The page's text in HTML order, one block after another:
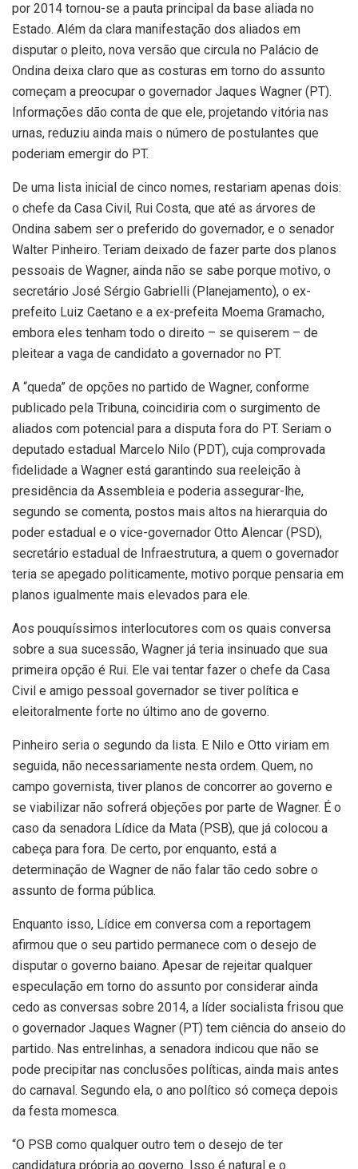
por 2014 tornou-se a pauta principal da base aliada no
Estado. Além da clara manifestação dos aliados em
disputar o pleito, nova versão que circula no Palácio de
Ondina deixa claro que as costuras em torno do assunto
começam a preocupar o governador Jaques Wagner (PT).
Informações dão conta de que ele, projetando vitória nas
urnas, reduziu ainda mais o número de postulantes que
poderiam emergir do PT.
De uma lista inicial de cinco nomes, restariam apenas dois:
o chefe da Casa Civil, Rui Costa, que até as árvores de
Ondina sabem ser o preferido do governador, e o senador
Walter Pinheiro. Teriam deixado de fazer parte dos planos
pessoais de Wagner, ainda não se sabe porque motivo, o
secretário José Sérgio Gabrielli (Planejamento), o ex-
prefeito Luiz Caetano e a ex-prefeita Moema Gramacho,
embora eles tenham todo o direito – se quiserem – de
pleitear a vaga de candidato a governador no PT.
A “queda” de opções no partido de Wagner, conforme
publicado pela Tribuna, coincidiria com o surgimento de
aliados com potencial para a disputa fora do PT. Seriam o
deputado estadual Marcelo Nilo (PDT), cuja comprovada
fidelidade a Wagner está garantindo sua reeleição à
presidência da Assembleia e poderia assegurar-lhe,
segundo se comenta, postos mais altos na hierarquia do
poder estadual e o vice-governador Otto Alencar (PSD),
secretário estadual de Infraestrutura, a quem o governador
teria se apegado politicamente, motivo porque pensaria em
planos igualmente mais elevados para ele.
Aos pouquíssimos interlocutores com os quais conversa
sobre a sua sucessão, Wagner já teria insinuado que sua
primeira opção é Rui. Ele vai tentar fazer o chefe da Casa
Civil e amigo pessoal governador se tiver política e
eleitoralmente forte no último ano de governo.
Pinheiro seria o segundo da lista. E Nilo e Otto viriam em
seguida, não necessariamente nesta ordem. Quem, no
campo governista, tiver planos de concorrer ao governo e
se viabilizar não sofrerá objeções por parte de Wagner. É o
caso da senadora Lídice da Mata (PSB), que já colocou a
cabeça para fora. De certo, por enquanto, está a
determinação de Wagner de não falar tão cedo sobre o
assunto de forma pública.
Enquanto isso, Lídice em conversa com a reportagem
afirmou que o seu partido permanece com o desejo de
disputar o governo baiano. Apesar de rejeitar qualquer
especulação em torno do assunto por considerar ainda
cedo as conversas sobre 2014, a líder socialista frisou que
o governador Jaques Wagner (PT) tem ciência do anseio do
partido. Nas entrelinhas, a senadora indicou que não se
pode precipitar nas conclusões políticas, ainda mais antes
do carnaval. Segundo ela, o ano político só começa depois
da festa momesca.
“O PSB como qualquer outro tem o desejo de ter
candidatura própria ao governo. Isso é natural e o